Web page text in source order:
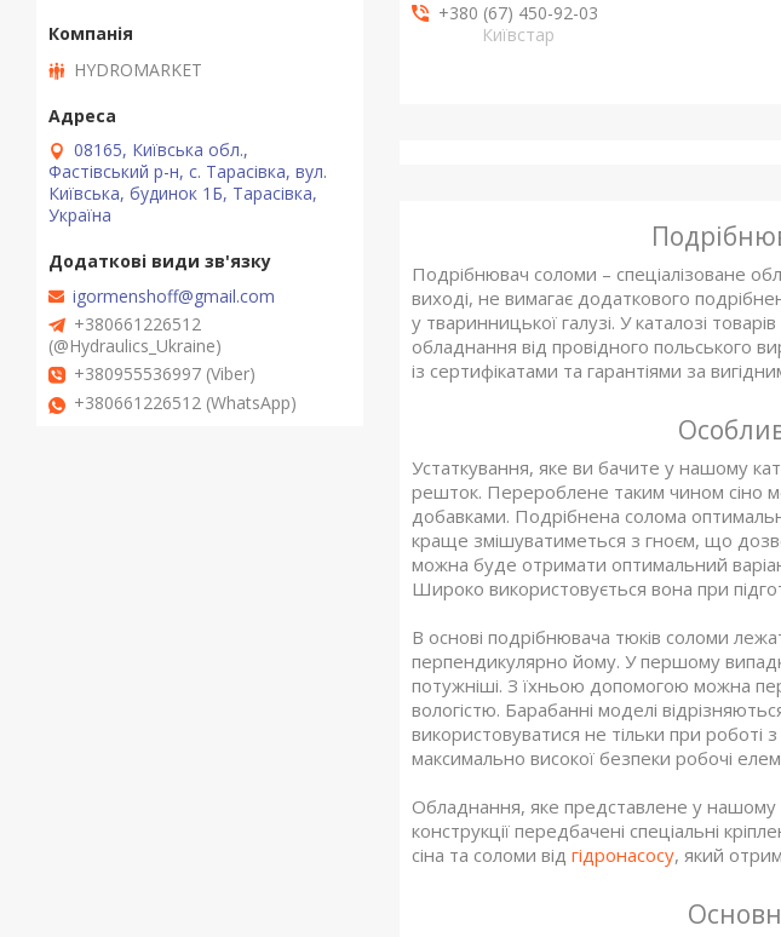
+380 (67) 450-92-03
Київстар
Подрібнювач соломи – спеціалізоване
виході, не вимагає додаткового
у тваринницької галузі. У каталозі
обладнання від провідного польського
із сертифікатами та гарантіями за
Устаткування, яке ви бачите у нашому
решток. Перероблене таким чином сіно
добавками. Подрібнена солома
краще змішуватиметься з гноєм, що
можна буде отримати оптимальний
Широко використовується вона при
В основі подрібнювача тюків соломи
перпендикулярно йому. У першому
потужніші. З їхньою допомогою можна
вологістю. Барабанні моделі
використовуватися не тільки при
максимально високої безпеки робочі
Обладнання, яке представлене у нашому
конструкції передбачені спеціальні
сіна та соломи від гідронасосу, який
HYDROMARKET
08165, Київська обл.,
Фастівський р-н, с. Тарасівка, вул.
Київська, будинок 1Б, Тарасівка,
Україна
igormenshoff@gmail.com
+380661226512
(@Hydraulics_Ukraine)
+380955536997 (Viber)
+380661226512 (WhatsApp)